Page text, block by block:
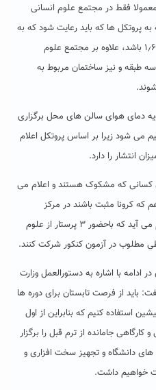
فقط در مجتمع علوم انسانی
پروتکل ها که باید رعایت شود که به
موجب آن فاصله بین صندلی ها باید ۱٫۶۰ باشد، علاوه بر مجتمع علوم
سه طبقه و نیز ساختمان مربوط به
دمای هوای سالن های محل برگزاری
رطوبت ۳۰ درصد تنظیم می شود زیرا بر اساس پروتکل اعلام
انتشار را دارد.
که مشکوک هستند و اعلام می
که کرونا مثبت باشند در مرکز
بهداشت دانشگاه شرایط ویژه ای فراهم می آید که باحضور ۳ پرستار از علوم
مطلوب در آزمون کنکور شرکت کنند.
ادامه با اشاره به دستورالعمل وزارت
باید از فرصت تابستان برای دوره ها
استفاده کنیم که بنابراین از اول
جامانده از ترم قبل را برگزار
دانشگاه و تجهیز سخت افزاری و
خواهیم داشت.